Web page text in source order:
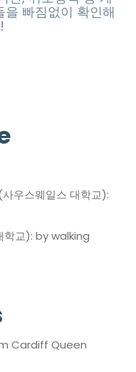
빠짐없이 확인해
우스웨일스 대학교):
교): by walking
Cardiff Queen